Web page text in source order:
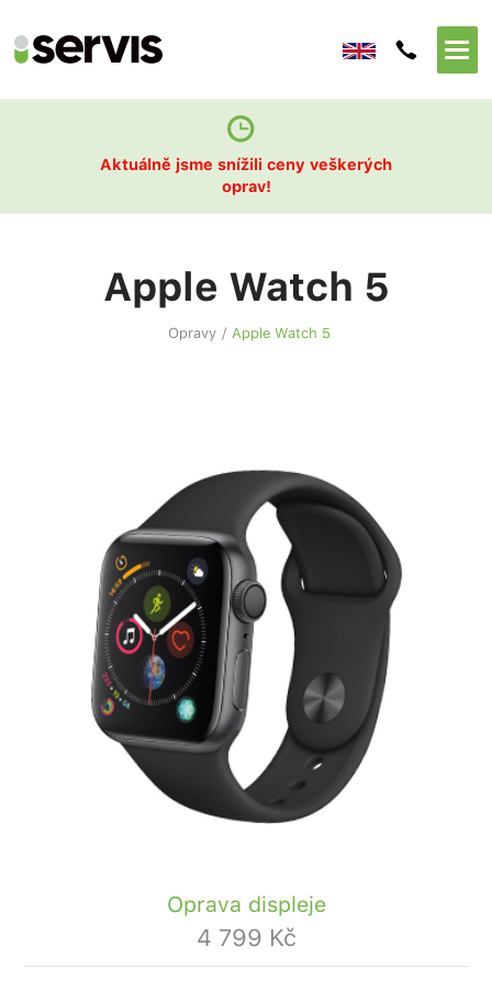
Aktuálně jsme snížili ceny veškerých
oprav!
Apple Watch 5
Opravy / Apple Watch 5
Oprava displeje
4 799 Kč